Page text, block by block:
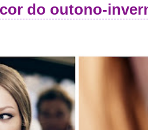
do outono-